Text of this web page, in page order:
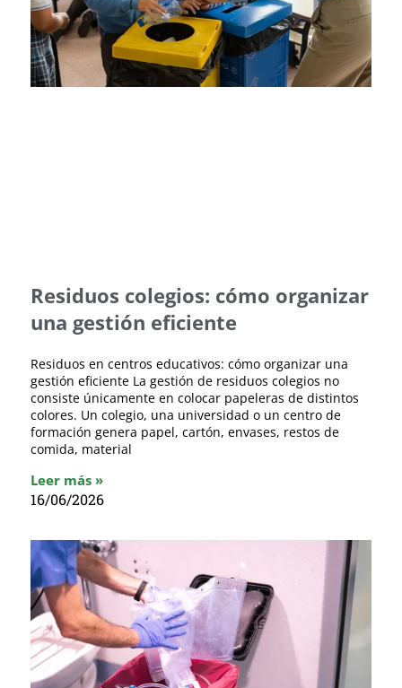
Residuos colegios: cómo organizar
una gestión eficiente
Residuos en centros educativos: cómo organizar una
gestión eficiente La gestión de residuos colegios no
consiste únicamente en colocar papeleras de distintos
colores. Un colegio, una universidad o un centro de
formación genera papel, cartón, envases, restos de
comida, material
Leer más »
16/06/2026